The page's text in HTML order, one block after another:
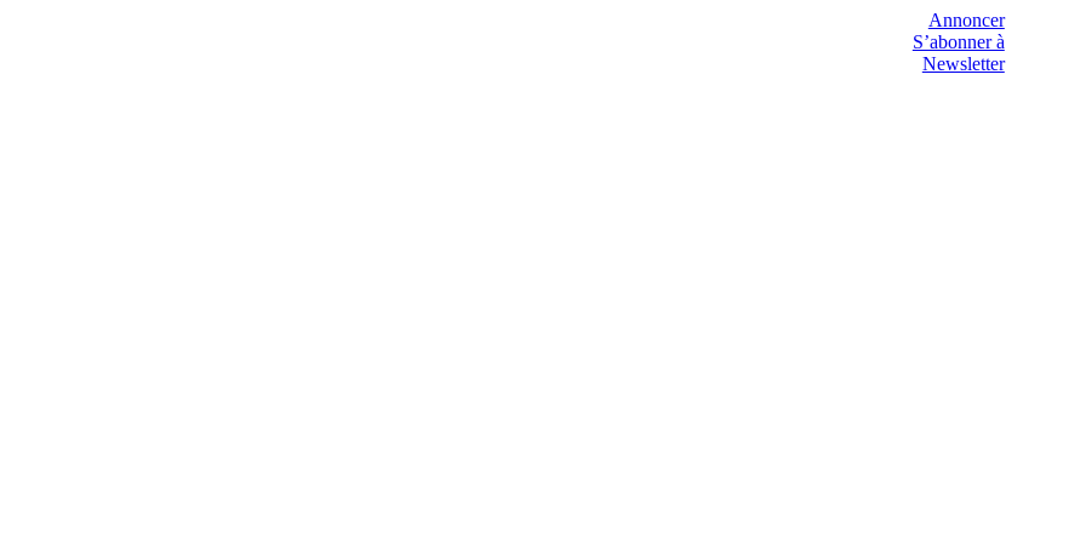
Annoncer
S’abonner à
Newsletter